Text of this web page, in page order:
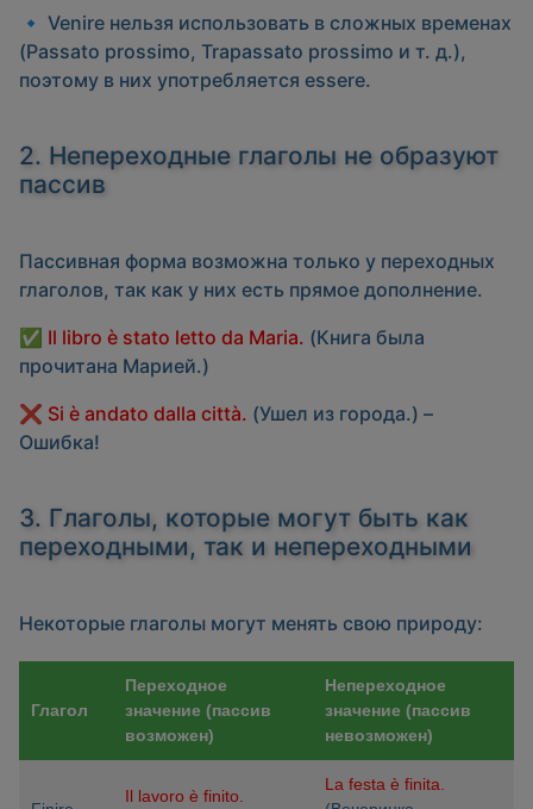
🔹 Venire нельзя использовать в сложных временах
(Passato prossimo, Trapassato prossimo и т. д.),
поэтому в них употребляется essere.
2. Непереходные глаголы не образуют
пассив
Пассивная форма возможна только у переходных
глаголов, так как у них есть прямое дополнение.
✅ Il libro è stato letto da Maria. (Книга была
прочитана Марией.)
❌ Si è andato dalla città. (Ушел из города.) –
Ошибка!
3. Глаголы, которые могут быть как
переходными, так и непереходными
Некоторые глаголы могут менять свою природу:
Глагол
Переходное
значение (пассив
возможен)
Непереходное
значение (пассив
невозможен)
Il lavoro è finito.
La festa è finita.